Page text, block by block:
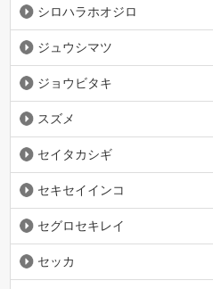
シロハラホオジロ
ジュウシマツ
ジョウビタキ
スズメ
セイタカシギ
セキセイインコ
セグロセキレイ
セッカ